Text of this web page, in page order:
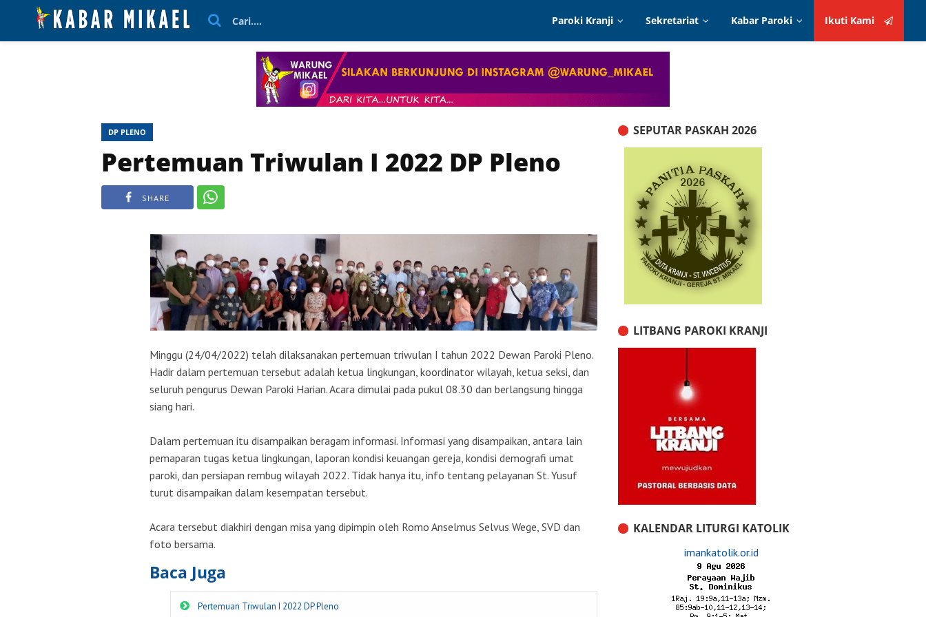
Cari.... Paroki Kranji
Visi Dan Misi
Sejarah
Spiritualitasi Pelindung
Mars St. Mikael
Peta Wilayah
PE Dan Litbang
Sekretariat
Intensi Online
Formulir Panduan
Layanan Sakramen
Alur Proses Biduk
Logo Paroki
Teks Misa
Kabar Paroki
Serba Serbi
Prosedur Posting Artikel!
Kontak
Ikuti Kami
DP PLENO
Pertemuan Triwulan I 2022 DP Pleno
SHARE
Minggu (24/04/2022) telah dilaksanakan pertemuan triwulan I tahun 2022 Dewan Paroki Pleno.
Hadir dalam pertemuan tersebut adalah ketua lingkungan, koordinator wilayah, ketua seksi, dan
seluruh pengurus Dewan Paroki Harian. Acara dimulai pada pukul 08.30 dan berlangsung hingga
siang hari.
Dalam pertemuan itu disampaikan beragam informasi. Informasi yang disampaikan, antara lain
pemaparan tugas ketua lingkungan, laporan kondisi keuangan gereja, kondisi demografi umat
paroki, dan persiapan rembug wilayah 2022. Tidak hanya itu, info tentang pelayanan St. Yusuf
turut disampaikan dalam kesempatan tersebut.
Acara tersebut diakhiri dengan misa yang dipimpin oleh Romo Anselmus Selvus Wege, SVD dan
foto bersama.
Baca Juga
Pertemuan Triwulan I 2022 DP Pleno
SEPUTAR PASKAH 2026
LITBANG PAROKI KRANJI
KALENDAR LITURGI KATOLIK
imankatolik.or.id